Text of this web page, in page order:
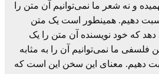
و نه شعر ما نمی‌توانیم آن متن را
دهیم. همینطور است یک متن
که خود نویسنده آن متن را یک
فلسفی ما نمی‌توانیم آن را به مثابه
دهیم. معنای این سخن این است که